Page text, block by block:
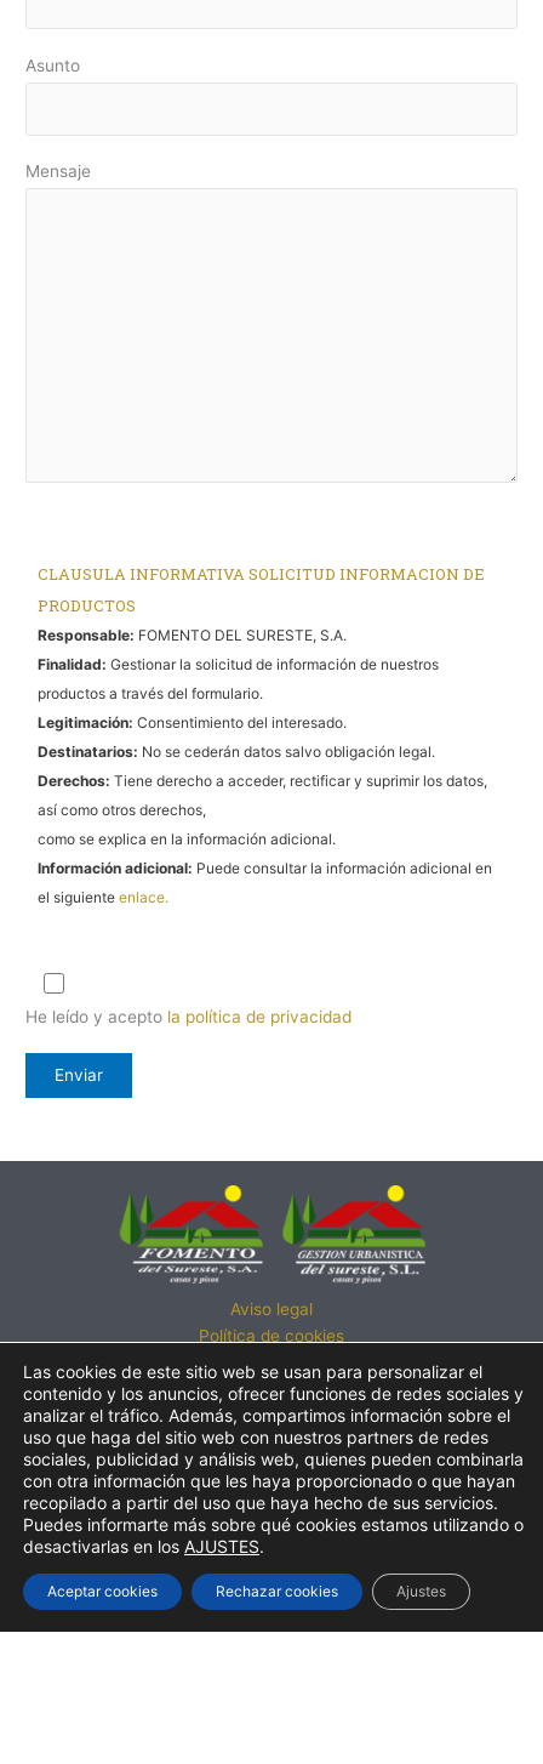
Asunto
Mensaje
CLAUSULA INFORMATIVA SOLICITUD INFORMACION DE
PRODUCTOS
Responsable: FOMENTO DEL SURESTE, S.A.
Finalidad: Gestionar la solicitud de información de nuestros
productos a través del formulario.
Legitimación: Consentimiento del interesado.
Destinatarios: No se cederán datos salvo obligación legal.
Derechos: Tiene derecho a acceder, rectificar y suprimir los datos,
así como otros derechos,
como se explica en la información adicional.
Información adicional: Puede consultar la información adicional en
el siguiente enlace.
He leído y acepto la política de privacidad
Aviso legal
Política de cookies
Política de privacidad
Política de calidad
Atención al cliente
LLÁMENOS:
• 950 241 077
• 914 574 343
• 629 532 246
Las cookies de este sitio web se usan para personalizar el
contenido y los anuncios, ofrecer funciones de redes sociales y
analizar el tráfico. Además, compartimos información sobre el
uso que haga del sitio web con nuestros partners de redes
sociales, publicidad y análisis web, quienes pueden combinarla
con otra información que les haya proporcionado o que hayan
recopilado a partir del uso que haya hecho de sus servicios.
Puedes informarte más sobre qué cookies estamos utilizando o
desactivarlas en los AJUSTES.
Aceptar cookies Rechazar cookies Ajustes